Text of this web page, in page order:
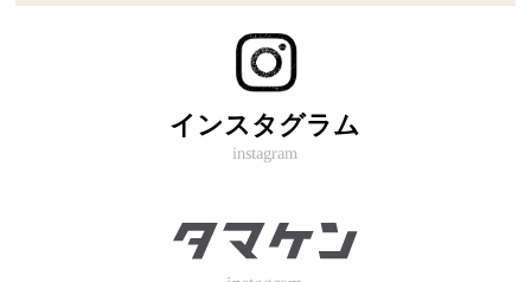
インスタグラム
instagram